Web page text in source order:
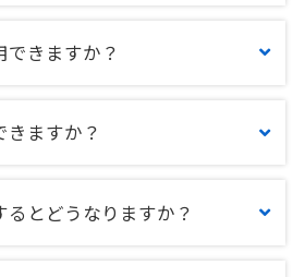
きますか？
ますか？
るとどうなりますか？